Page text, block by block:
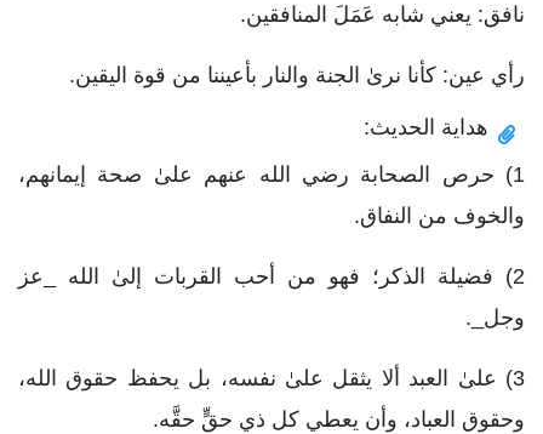
نافق: يعني شابه عَمَلَ المنافقين.
رأي عين: كأنا نرىٰ الجنة والنار بأعيننا من قوة اليقين.
هداية الحديث:
1) حرص الصحابة رضي الله عنهم علىٰ صحة إيمانهم،
والخوف من النفاق.
2) فضيلة الذكر؛ فهو من أحب القربات إلىٰ الله _عز
وجل_.
3) علىٰ العبد ألا يثقل علىٰ نفسه، بل يحفظ حقوق الله،
وحقوق العباد، وأن يعطي كل ذي حقٍّ حقَّه.